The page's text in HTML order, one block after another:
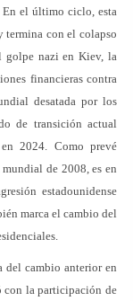
En el último ciclo, esta
termina con el colapso
golpe nazi en Kiev, la
financieras contra
desatada por los
de transición actual
2024. Como prevé
de 2008, es en
estadounidense
marca el cambio del
del cambio anterior en
con la participación de